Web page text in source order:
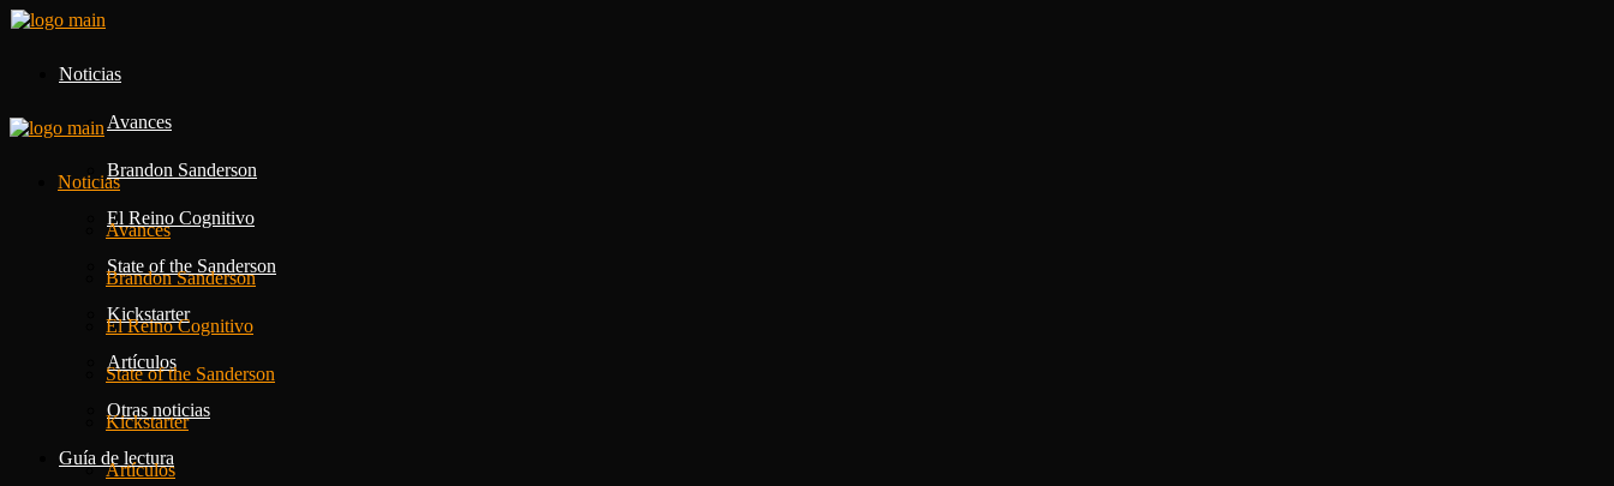
Noticias
Avances
Brandon Sanderson
El Reino Cognitivo
State of the Sanderson
Kickstarter
Artículos
Otras noticias
Guía de lectura
Noticias
Avances
Brandon Sanderson
El Reino Cognitivo
State of the Sanderson
Kickstarter
Artículos